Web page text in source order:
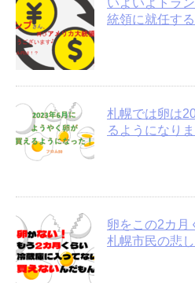
いよいよトラ
統領に就任す
札幌では卵は
るようになりま
卵をこの2カ月
札幌市民の悲